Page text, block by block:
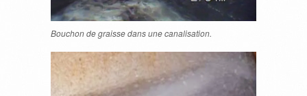
Bouchon de graisse dans une canalisation.